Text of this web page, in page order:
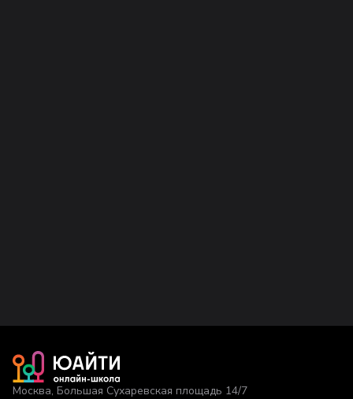
Москва, Большая Сухаревская площадь 14/7